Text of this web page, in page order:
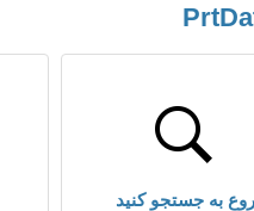
به جستجو کنید